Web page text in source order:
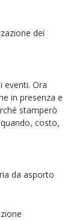
dei
eventi. Ora
in presenza e
stamperò
costo,
da asporto